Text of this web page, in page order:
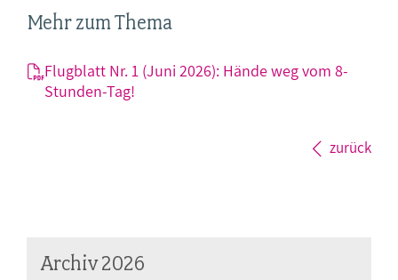
Mehr zum Thema
Flugblatt Nr. 1 (Juni 2026): Hände weg vom 8-
Stunden-Tag!
zurück
Archiv 2026